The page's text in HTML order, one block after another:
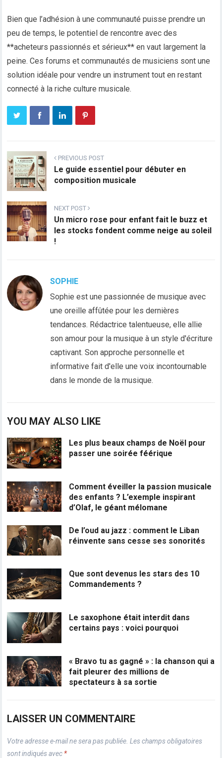
Bien que l’adhésion à une communauté puisse prendre un
peu de temps, le potentiel de rencontre avec des
**acheteurs passionnés et sérieux** en vaut largement la
peine. Ces forums et communautés de musiciens sont une
solution idéale pour vendre un instrument tout en restant
connecté à la riche culture musicale.
PREVIOUS POST
Le guide essentiel pour débuter en
composition musicale
NEXT POST
Un micro rose pour enfant fait le buzz et
les stocks fondent comme neige au soleil
!
SOPHIE
Sophie est une passionnée de musique avec
une oreille affûtée pour les dernières
tendances. Rédactrice talentueuse, elle allie
son amour pour la musique à un style d'écriture
captivant. Son approche personnelle et
informative fait d'elle une voix incontournable
dans le monde de la musique.
YOU MAY ALSO LIKE
Les plus beaux champs de Noël pour
passer une soirée féérique
Comment éveiller la passion musicale
des enfants ? L’exemple inspirant
d’Olaf, le géant mélomane
De l’oud au jazz : comment le Liban
réinvente sans cesse ses sonorités
Que sont devenus les stars des 10
Commandements ?
Le saxophone était interdit dans
certains pays : voici pourquoi
« Bravo tu as gagné » : la chanson qui a
fait pleurer des millions de
spectateurs à sa sortie
LAISSER UN COMMENTAIRE
Votre adresse e-mail ne sera pas publiée. Les champs obligatoires
sont indiqués avec *